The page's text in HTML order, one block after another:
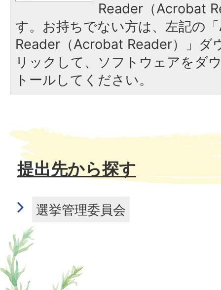
Reader（Acrobat
す。お持ちでない方は、左記の
Reader（Acrobat Reader）」ダ
リックして、ソフトウェアをダ
トールしてください。
提出先から探す
選挙管理委員会